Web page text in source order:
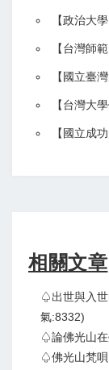
【政治大
【台灣師
【 國立臺
【台灣大
【 國立成
相關文章
♤出世與入
氣:8332)
♤論佛光山
♤佛光山梵